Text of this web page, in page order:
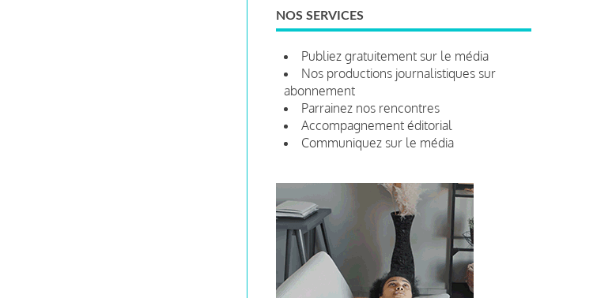
NOS SERVICES
Publiez gratuitement sur le média
Nos productions journalistiques sur
abonnement
Parrainez nos rencontres
Accompagnement éditorial
Communiquez sur le média